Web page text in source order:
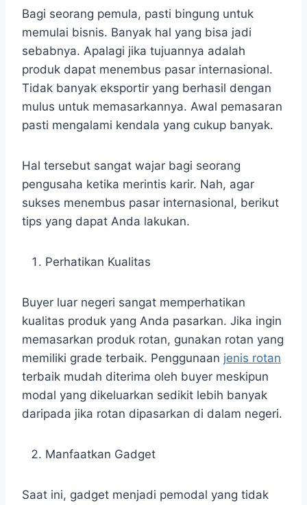
Bagi seorang pemula, pasti bingung untuk
memulai bisnis. Banyak hal yang bisa jadi
sebabnya. Apalagi jika tujuannya adalah
produk dapat menembus pasar internasional.
Tidak banyak eksportir yang berhasil dengan
mulus untuk memasarkannya. Awal pemasaran
pasti mengalami kendala yang cukup banyak.
Hal tersebut sangat wajar bagi seorang
pengusaha ketika merintis karir. Nah, agar
sukses menembus pasar internasional, berikut
tips yang dapat Anda lakukan.
Perhatikan Kualitas
Buyer luar negeri sangat memperhatikan
kualitas produk yang Anda pasarkan. Jika ingin
memasarkan produk rotan, gunakan rotan yang
memiliki grade terbaik. Penggunaan jenis rotan
terbaik mudah diterima oleh buyer meskipun
modal yang dikeluarkan sedikit lebih banyak
daripada jika rotan dipasarkan di dalam negeri.
Manfaatkan Gadget
Saat ini, gadget menjadi pemodal yang tidak